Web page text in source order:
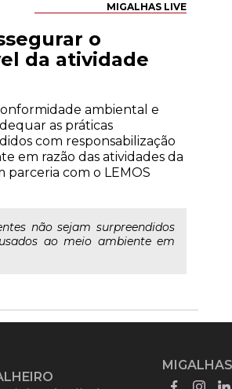
MIGALHAS LIVE
o
da atividade
ambiental e
as práticas
com responsabilização
em razão das atividades da
parceria com o LEMOS
não sejam surpreendidos
ao meio ambiente em